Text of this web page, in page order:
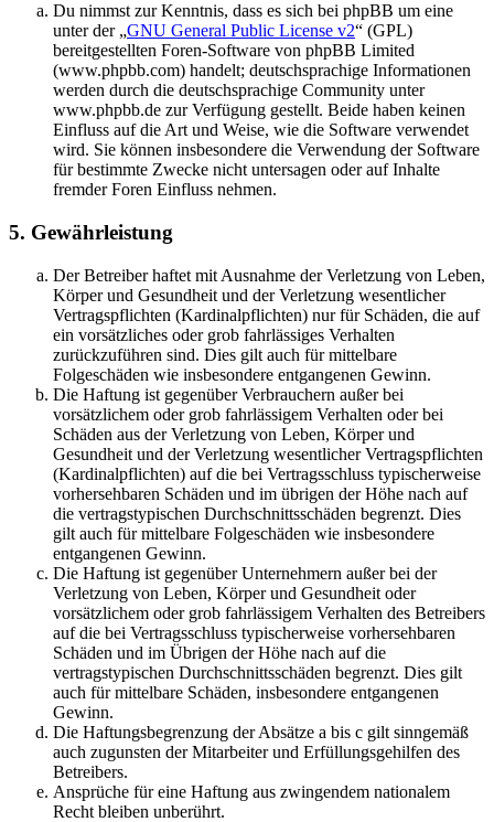
Du nimmst zur Kenntnis, dass es sich bei phpBB um eine
unter der „GNU General Public License v2“ (GPL)
bereitgestellten Foren-Software von phpBB Limited
(www.phpbb.com) handelt; deutschsprachige Informationen
werden durch die deutschsprachige Community unter
www.phpbb.de zur Verfügung gestellt. Beide haben keinen
Einfluss auf die Art und Weise, wie die Software verwendet
wird. Sie können insbesondere die Verwendung der Software
für bestimmte Zwecke nicht untersagen oder auf Inhalte
fremder Foren Einfluss nehmen.
5. Gewährleistung
Der Betreiber haftet mit Ausnahme der Verletzung von Leben,
Körper und Gesundheit und der Verletzung wesentlicher
Vertragspflichten (Kardinalpflichten) nur für Schäden, die auf
ein vorsätzliches oder grob fahrlässiges Verhalten
zurückzuführen sind. Dies gilt auch für mittelbare
Folgeschäden wie insbesondere entgangenen Gewinn.
Die Haftung ist gegenüber Verbrauchern außer bei
vorsätzlichem oder grob fahrlässigem Verhalten oder bei
Schäden aus der Verletzung von Leben, Körper und
Gesundheit und der Verletzung wesentlicher Vertragspflichten
(Kardinalpflichten) auf die bei Vertragsschluss typischerweise
vorhersehbaren Schäden und im übrigen der Höhe nach auf
die vertragstypischen Durchschnittsschäden begrenzt. Dies
gilt auch für mittelbare Folgeschäden wie insbesondere
entgangenen Gewinn.
Die Haftung ist gegenüber Unternehmern außer bei der
Verletzung von Leben, Körper und Gesundheit oder
vorsätzlichem oder grob fahrlässigem Verhalten des Betreibers
auf die bei Vertragsschluss typischerweise vorhersehbaren
Schäden und im Übrigen der Höhe nach auf die
vertragstypischen Durchschnittsschäden begrenzt. Dies gilt
auch für mittelbare Schäden, insbesondere entgangenen
Gewinn.
Die Haftungsbegrenzung der Absätze a bis c gilt sinngemäß
auch zugunsten der Mitarbeiter und Erfüllungsgehilfen des
Betreibers.
Ansprüche für eine Haftung aus zwingendem nationalem
Recht bleiben unberührt.